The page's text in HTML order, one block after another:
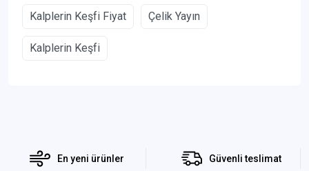
Kalplerin Keşfi Fiyat Çelik Yayın
Kalplerin Keşfi
En yeni ürünler Güvenli teslimat